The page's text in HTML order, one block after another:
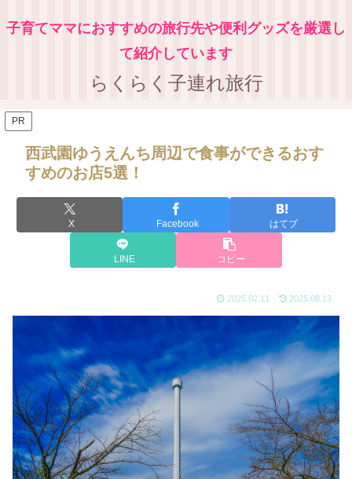
子育てママにおすすめの旅行先や便利グッズを厳選し
て紹介しています
らくらく子連れ旅行
PR
西武園ゆうえんち周辺で食事ができるおす
すめのお店5選！
X Facebook はてブ
LINE コピー
2025.02.11 2025.08.13